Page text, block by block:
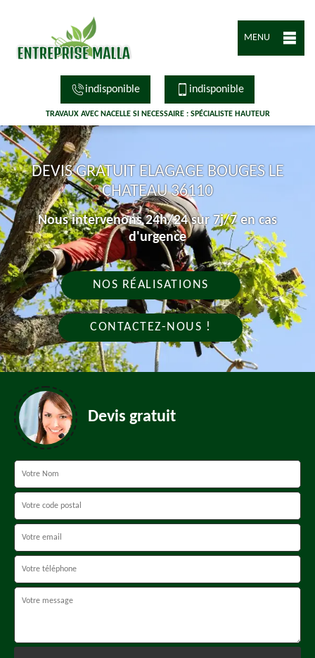
MENU
indisponible indisponible
TRAVAUX AVEC NACELLE SI NECESSAIRE : SPÉCIALISTE HAUTEUR
DEVIS GRATUIT ELAGAGE BOUGES LE
CHATEAU 36110
Nous intervenons 24h/24 sur 7j/7 en cas
d'urgence
NOS RÉALISATIONS
CONTACTEZ-NOUS !
Devis gratuit